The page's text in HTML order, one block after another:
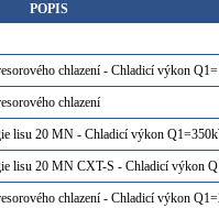
POPIS
chlazení - Chladicí výkon
chlazení
lisu 20 MN - Chladicí výkon
lisu 20 MN CXT-S - Chladicí výkon
chlazení - Chladicí výkon